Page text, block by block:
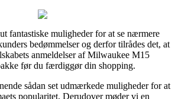
fantastiske muligheder for at se nærmere
bedømmelser og derfor tilrådes det, at
anmeldelser af Milwaukee M15
før du færdiggør din shopping.
sådan set udmærkede muligheder for at
popularitet. Derudover møder vi en